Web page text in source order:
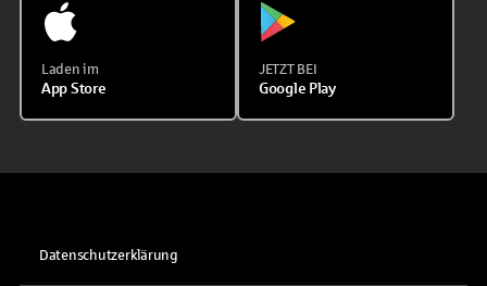
Laden im
App Store
JETZT BEI
Google Play
Datenschutzerklärung